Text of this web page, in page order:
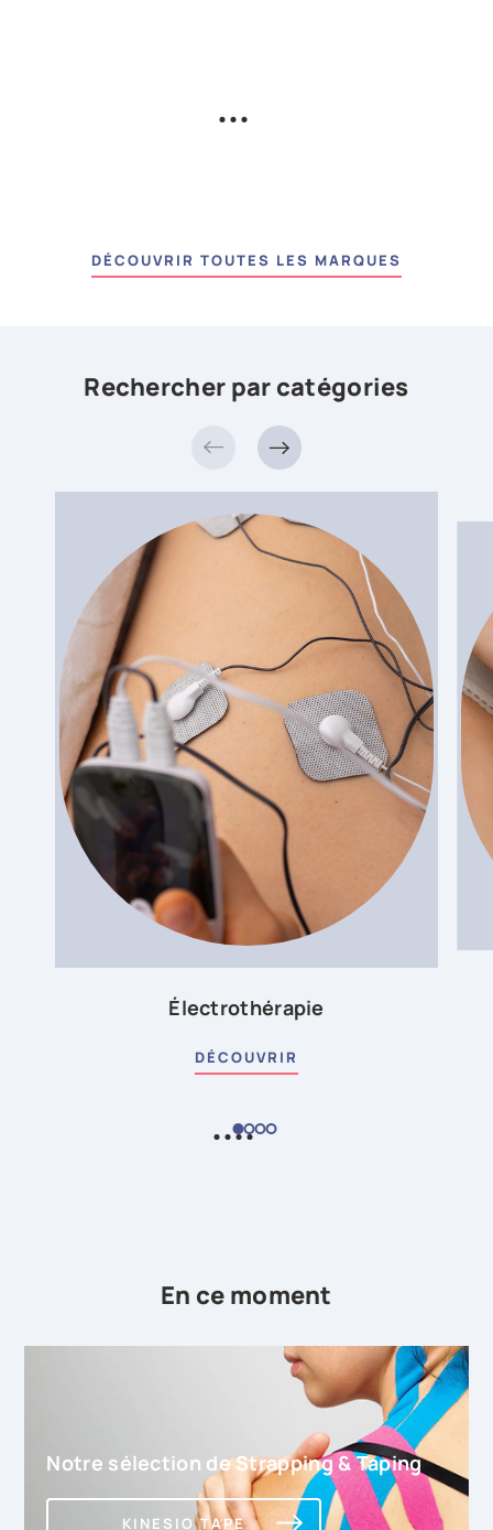
DÉCOUVRIR TOUTES LES MARQUES
Rechercher par catégories
Électrothérapie
DÉCOUVRIR
En ce moment
Notre sélection de Strapping & Taping
KINESIO TAPE